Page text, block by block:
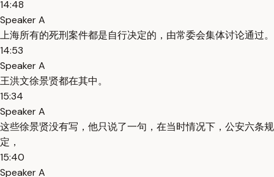
14:48
Speaker A
上海所有的死刑案件都是自行决定的，由常委会集体讨论通过。
14:53
Speaker A
王洪文徐景贤都在其中。
15:34
Speaker A
这些徐景贤没有写，他只说了一句，在当时情况下，公安六条规
定，
15:40
Speaker A